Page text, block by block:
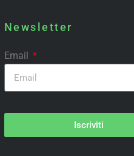
Newsletter
Email
Iscriviti